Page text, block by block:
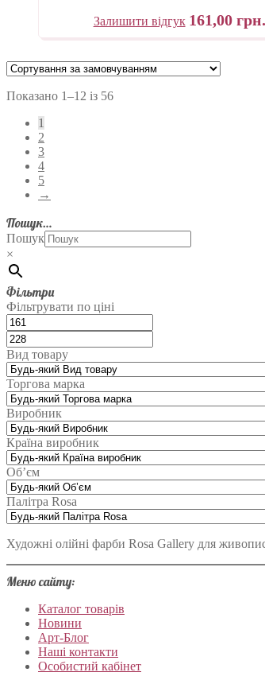
Залишити відгук 161,00 грн.
Показано 1–12 із 56
1
2
3
4
5
→
Пошук…
Пошук
×
Фільтри
Фільтрувати по ціні
Вид товару
Торгова марка
Виробник
Країна виробник
Об’єм
Палітра Rosa
Художні олійні фарби Rosa Gallery для
Меню сайту:
Каталог товарів
Новини
Арт-Блог
Наші контакти
Особистий кабінет